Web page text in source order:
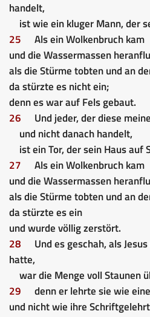
handelt,
ist wie ein kluger Mann, der
25
Als ein Wolkenbruch kam
und die Wassermassen
als die Stürme tobten und an
da stürzte es nicht ein;
denn es war auf Fels gebaut.
26
Und jeder, der diese
und nicht danach handelt,
ist ein Tor, der sein Haus auf
27
Als ein Wolkenbruch kam
und die Wassermassen
als die Stürme tobten und an
da stürzte es ein
und wurde völlig zerstört.
28
Und es geschah, als
hatte,
war die Menge voll Staunen
29
denn er lehrte sie wie
und nicht wie ihre